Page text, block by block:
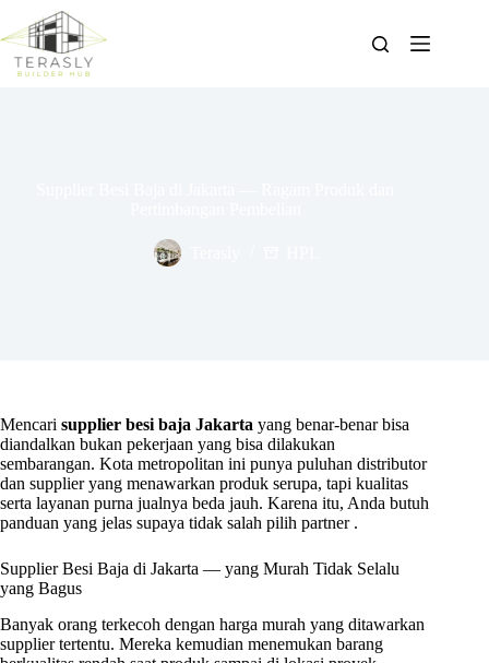
content
Mencari supplier besi baja Jakarta yang benar-benar bisa
diandalkan bukan pekerjaan yang bisa dilakukan
sembarangan. Kota metropolitan ini punya puluhan distributor
dan supplier yang menawarkan produk serupa, tapi kualitas
serta layanan purna jualnya beda jauh. Karena itu, Anda butuh
panduan yang jelas supaya tidak salah pilih partner .
Supplier Besi Baja di Jakarta — yang Murah Tidak Selalu
yang Bagus
Banyak orang terkecoh dengan harga murah yang ditawarkan
supplier tertentu. Mereka kemudian menemukan barang